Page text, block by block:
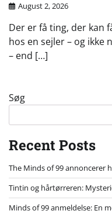
August 2, 2026
Der er få ting, der kan
hos en sejler – og ikke
– end […]
Søg
Recent Posts
The Minds of 99 annoncerer
Tintin og hårtørreren:
Minds of 99 anmeldelse: En